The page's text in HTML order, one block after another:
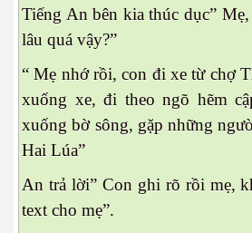
Tiếng An bên kia thúc dục”
lâu quá vậy?”
“ Mẹ nhớ rồi, con đi xe từ chợ
xuống xe, đi theo ngõ hẽm
xuống bờ sông, gặp những
Hai Lúa”
An trả lời” Con ghi rõ rồi mẹ,
text cho mẹ”.